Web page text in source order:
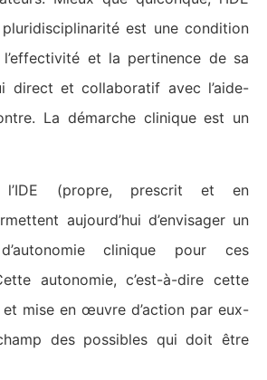
est une condition
et la pertinence de sa
direct et collaboratif avec l’aide-
La démarche clinique est un
(propre, prescrit et en
aujourd’hui d’envisager un
clinique pour ces
autonomie, c’est-à-dire cette
mise en œuvre d’action par eux-
des possibles qui doit être